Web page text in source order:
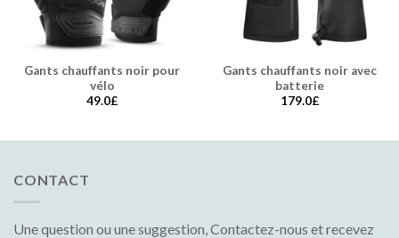
Gants chauffants noir pour
vélo
49.0£
Gants chauffants noir avec
batterie
179.0£
CONTACT
Une question ou une suggestion, Contactez-nous et recevez